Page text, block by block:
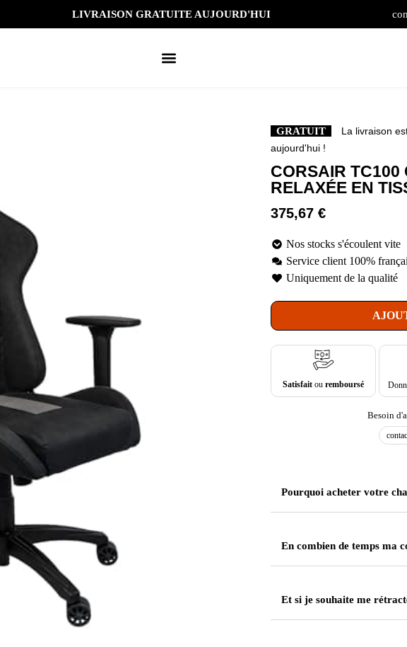
LIVRAISON GRATUITE AUJOURD'HUI
GRATUIT
La livraison
aujourd'hui !
CORSAIR TC100
RELAXÉE EN
375,67 €
Nos stocks s'écoulent vite
Service client 100%
Uniquement de la qualité
Satisfait ouremboursé
Besoin
Pourquoi acheter votre
En combien de temps ma
Et si je souhaite me